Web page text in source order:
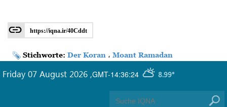
https://iqna.ir/40Cddt
Stichworte: Der Koran ، Moant Ramadan
GMT-14:36:24 8.99°
Friday 07 August 2026 ,